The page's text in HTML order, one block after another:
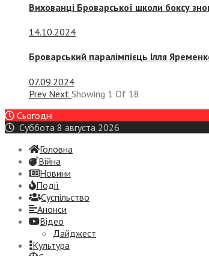
Вихованці Броварської школи боксу
14.10.2024
Броварський паралімпієць Ілля
07.09.2024
Prev Next Showing 1 Of 18
Сьогодні
Суббота 8 августа 2026
Головна
Війна
Новини
Події
Суспiльство
Анонси
Відео
Дайджест
Культура